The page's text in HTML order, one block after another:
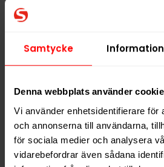
Samtycke Information
Denna webbplats använder
Vi använder enhetsidentifierare för
och annonserna till användarna,
för sociala medier och analysera
vidarebefordrar även sådana